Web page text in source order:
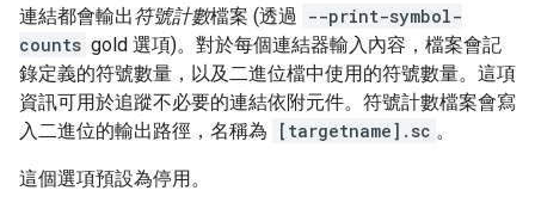
連結都會輸出符號計數檔案 (透過
--print-symbol-
counts gold 選項)。對於每個連結器輸入內容，檔案會記
錄定義的符號數量，以及二進位檔中使用的符號數量。這項
資訊可用於追蹤不必要的連結依附元件。符號計數檔案會寫
入二進位的輸出路徑，名稱為
[targetname].sc 。
這個選項預設為停用。